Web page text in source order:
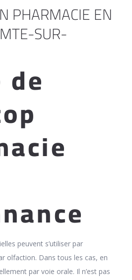
PHARMACIE EN
SUR-
peuvent s’utiliser par
olfaction. Dans tous les cas, en
par voie orale. Il n’est pas